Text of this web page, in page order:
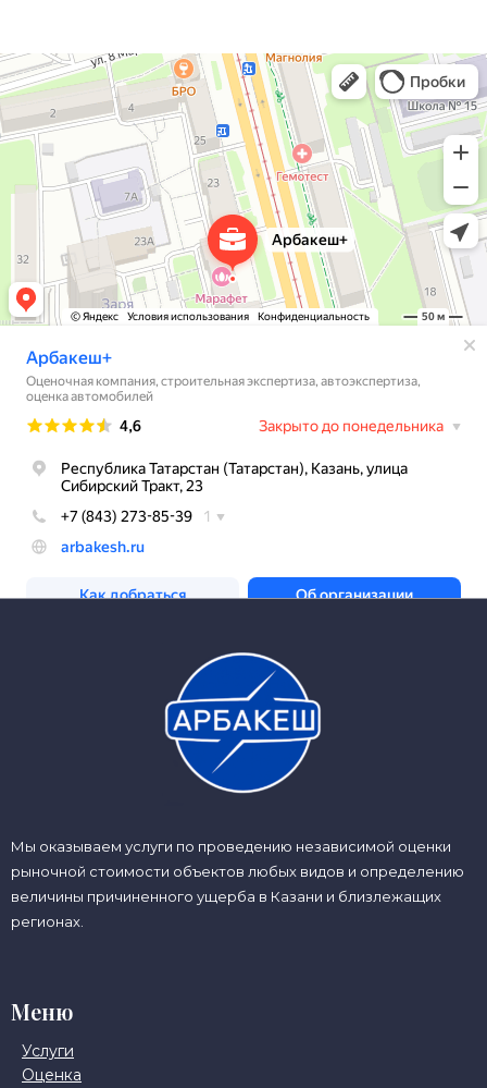
Мы оказываем услуги по проведению независимой оценки
рыночной стоимости объектов любых видов и определению
величины причиненного ущерба в Казани и близлежащих
регионах.
Меню
Услуги
Оценка